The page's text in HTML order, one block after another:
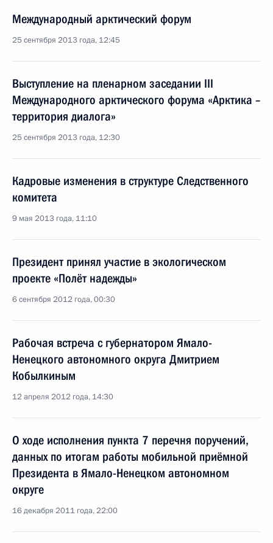
Международный арктический форум
25 сентября 2013 года, 12:45
Выступление на пленарном заседании III
Международного арктического форума «Арктика –
территория диалога»
25 сентября 2013 года, 12:30
Кадровые изменения в структуре Следственного
комитета
9 мая 2013 года, 11:10
Президент принял участие в экологическом
проекте «Полёт надежды»
6 сентября 2012 года, 00:30
Рабочая встреча с губернатором Ямало-
Ненецкого автономного округа Дмитрием
Кобылкиным
12 апреля 2012 года, 14:30
О ходе исполнения пункта 7 перечня поручений,
данных по итогам работы мобильной приёмной
Президента в Ямало-Ненецком автономном
округе
16 декабря 2011 года, 22:00